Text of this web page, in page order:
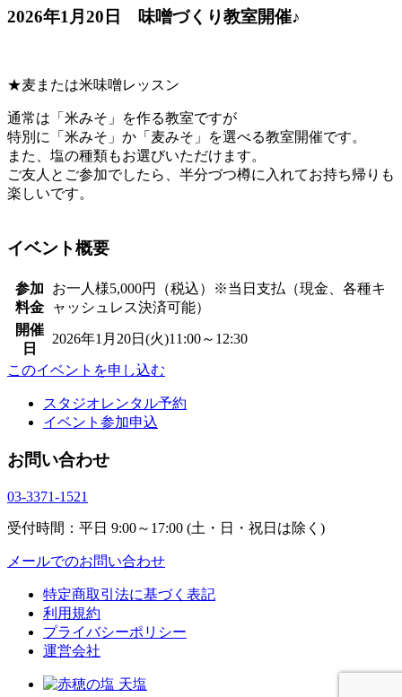
2026年1月20日 味噌づくり教室開催♪
★麦または米味噌レッスン
通常は「米みそ」を作る教室ですが
特別に「米みそ」か「麦みそ」を選べる教室開催です。
また、塩の種類もお選びいただけます。
ご友人とご参加でしたら、半分づつ樽に入れてお持ち帰りも
楽しいです。
イベント概要
参加
料金
お一人様5,000円（税込）※当日支払（現金、各種キ
ャッシュレス決済可能）
開催
日
2026年1月20日(火)11:00～12:30
このイベントを申し込む
スタジオレンタル予約
イベント参加申込
お問い合わせ
03-3371-1521
受付時間：平日 9:00～17:00 (土・日・祝日は除く)
メールでのお問い合わせ
特定商取引法に基づく表記
利用規約
プライバシーポリシー
運営会社